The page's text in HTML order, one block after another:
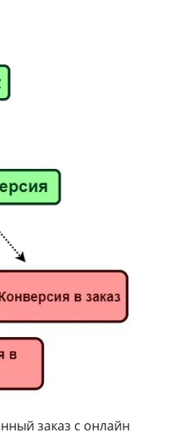
заказ с онлайн